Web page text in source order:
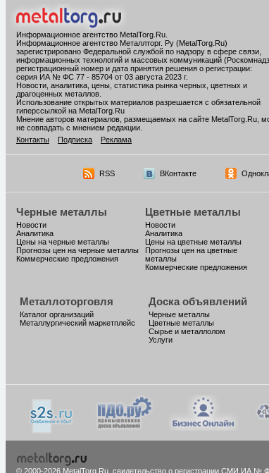
Информационное агентство MetalTorg.Ru
Информационное агентство Металлторг. Ру (MetalTorg.Ru)
зарегистрировано Федеральной службой по надзору в сфере связи,
информационных технологий и массовых коммуникаций
регистрационный номер и дата принятия решения о регистрации:
серия ИА № ФС 77 - 85704 от 03 августа 2023 г.
Новости, аналитика, цены, статистика рынка черных, цветных и
драгоценных металлов.
Использование открытых материалов разрешается с обязательной
гиперссылкой на MetalTorg.Ru
Мнение авторов материалов, размещаемых на сайте MetalTorg.Ru,
не совпадать с мнением редакции.
Контакты
Подписка Реклама
RSS ВКонтакте
Черные металлы
Новости
Аналитика
Цены на черные металлы
Прогнозы цен на черные металлы
Коммерческие предложения
Цветные металлы
Новости
Аналитика
Цены на цветные металлы
Прогнозы цен на цветные
металлы
Коммерческие предложения
Металлоторговля
Каталог организаций
Металлургический маркетплейс
Доска объявлений
Черные металлы
Цветные металлы
Сырье и металлолом
Услуги
© 2000-2026 MetalTorg.Ru, cвидетельство о регистрации СМИ ИА №